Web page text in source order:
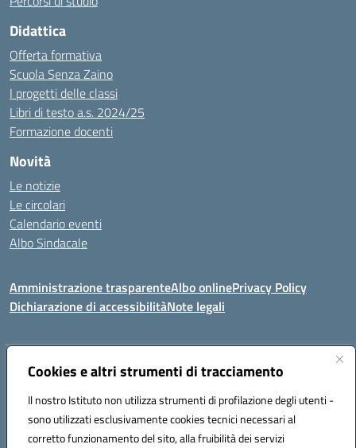
Cookies e altri strumenti di tracciamento
Il nostro Istituto non utilizza strumenti di profilazione degli utenti -
sono utilizzati esclusivamente cookies tecnici necessari al
corretto funzionamento del sito, alla fruibilità dei servizi
Didattica
Offerta formativa
Scuola Senza Zaino
I progetti delle classi
Libri di testo a.s. 2024/25
Formazione docenti
Novità
Le notizie
Le circolari
Calendario eventi
Albo Sindacale
Amministrazione trasparenteAlbo onlinePrivacy Policy
Dichiarazione di accessibilitàNote legali
Indirizzo:Via Felice Cavallotti, 15 -84020 - Oliveto Citra
Posta elettronica certificata (PEC):saic81300d@pec.istruzione.it
Codice fiscale: 82005110653